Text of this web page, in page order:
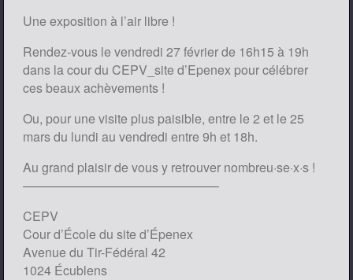
Une exposition à l’air libre !
Rendez-vous le vendredi 27 février de 16h15 à 19h
dans la cour du CEPV_site d’Epenex pour célébrer
ces beaux achèvements !
Ou, pour une visite plus paisible, entre le 2 et le 25
mars du lundi au vendredi entre 9h et 18h.
Au grand plaisir de vous y retrouver nombreu·se·x·s !
———————————————–
CEPV
Cour d’École du site d’Épenex
Avenue du Tir-Fédéral 42
1024 Écublens